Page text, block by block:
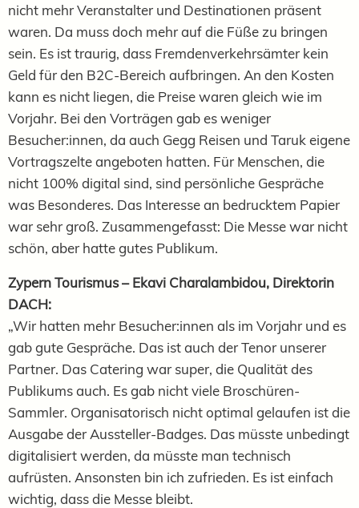
nicht mehr Veranstalter und Destinationen präsent
waren. Da muss doch mehr auf die Füße zu bringen
sein. Es ist traurig, dass Fremdenverkehrsämter kein
Geld für den B2C-Bereich aufbringen. An den Kosten
kann es nicht liegen, die Preise waren gleich wie im
Vorjahr. Bei den Vorträgen gab es weniger
Besucher:innen, da auch Gegg Reisen und Taruk eigene
Vortragszelte angeboten hatten. Für Menschen, die
nicht 100% digital sind, sind persönliche Gespräche
was Besonderes. Das Interesse an bedrucktem Papier
war sehr groß. Zusammengefasst: Die Messe war nicht
schön, aber hatte gutes Publikum.
Zypern Tourismus – Ekavi Charalambidou, Direktorin
DACH:
„Wir hatten mehr Besucher:innen als im Vorjahr und es
gab gute Gespräche. Das ist auch der Tenor unserer
Partner. Das Catering war super, die Qualität des
Publikums auch. Es gab nicht viele Broschüren-
Sammler. Organisatorisch nicht optimal gelaufen ist die
Ausgabe der Aussteller-Badges. Das müsste unbedingt
digitalisiert werden, da müsste man technisch
aufrüsten. Ansonsten bin ich zufrieden. Es ist einfach
wichtig, dass die Messe bleibt.